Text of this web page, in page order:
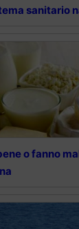
sanitario
o fanno